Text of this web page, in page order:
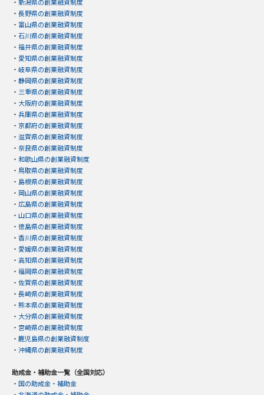
・ 長野県の創業融資制度
・ 富山県の創業融資制度
・ 石川県の創業融資制度
・ 福井県の創業融資制度
・ 愛知県の創業融資制度
・ 岐阜県の創業融資制度
・ 静岡県の創業融資制度
・ 三重県の創業融資制度
・ 大阪府の創業融資制度
・ 兵庫県の創業融資制度
・ 京都府の創業融資制度
・ 滋賀県の創業融資制度
・ 奈良県の創業融資制度
・ 和歌山県の創業融資制度
・ 鳥取県の創業融資制度
・ 島根県の創業融資制度
・ 岡山県の創業融資制度
・ 広島県の創業融資制度
・ 山口県の創業融資制度
・ 徳島県の創業融資制度
・ 香川県の創業融資制度
・ 愛媛県の創業融資制度
・ 高知県の創業融資制度
・ 福岡県の創業融資制度
・ 佐賀県の創業融資制度
・ 長崎県の創業融資制度
・ 熊本県の創業融資制度
・ 大分県の創業融資制度
・ 宮崎県の創業融資制度
・ 鹿児島県の創業融資制度
・ 沖縄県の創業融資制度
助成金・補助金一覧（全国対応）
・ 国の助成金・補助金